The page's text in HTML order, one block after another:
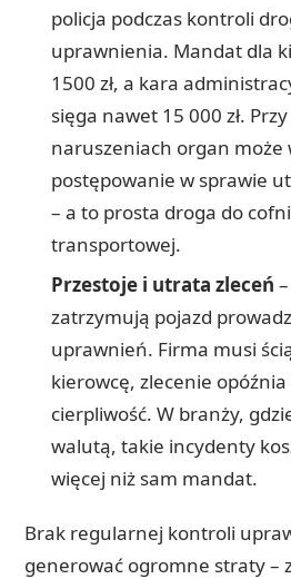
policja podczas kontroli
uprawnienia. Mandat dla
1500 zł, a kara
sięga nawet 15 000 zł.
naruszeniach organ może
postępowanie w sprawie
– a to prosta droga do
transportowej.
Przestoje i utrata zleceń
zatrzymują pojazd
uprawnień. Firma musi
kierowcę, zlecenie
cierpliwość. W branży,
walutą, takie incydenty
więcej niż sam mandat.
Brak regularnej kontroli
generować ogromne straty –